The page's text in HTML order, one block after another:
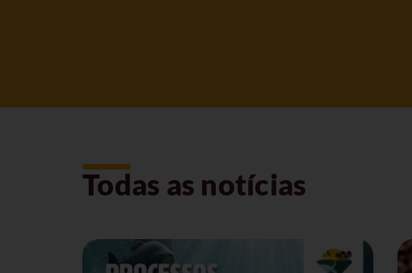
Todas as notícias